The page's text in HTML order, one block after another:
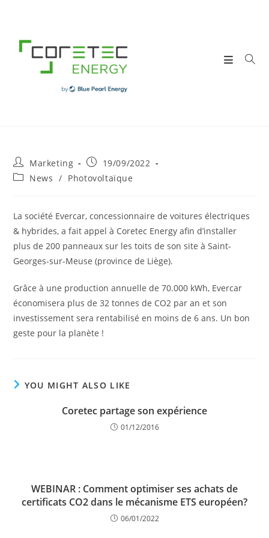
content
Post
author:
Marketing
Post
published:
19/09/2022
PostNews / Photovoltaïque
La société Evercar, concessionnaire de voitures électriques
& hybrides, a fait appel à Coretec Energy afin d’installer
plus de 200 panneaux sur les toits de son site à Saint-
Georges-sur-Meuse (province de Liège).
Grâce à une production annuelle de 70.000 kWh, Evercar
économisera plus de 32 tonnes de CO2 par an et son
investissement sera rentabilisé en moins de 6 ans. Un bon
geste pour la planète !
YOU MIGHT ALSO LIKE
Coretec partage son expérience
01/12/2016
WEBINAR : Comment optimiser ses achats de
certificats CO2 dans le mécanisme ETS européen?
06/01/2022